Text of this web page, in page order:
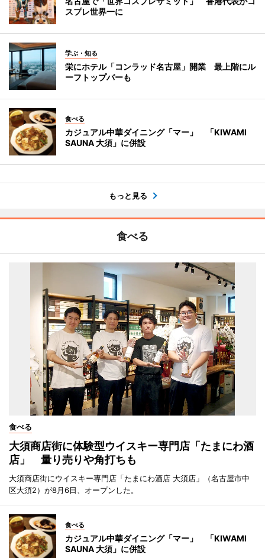
スプレ世界一に
学ぶ・知る
栄にホテル「コンラッド名古屋」開業 最上階にル
ーフトップバーも
食べる
カジュアル中華ダイニング「マー」 「KIWAMI
SAUNA 大須」に併設
もっと見る
食べる
食べる
大須商店街に体験型ウイスキー専門店「たまにわ酒
店」 量り売りや角打ちも
大須商店街にウイスキー専門店「たまにわ酒店 大須店」（名古屋市中
区大須2）が8月6日、オープンした。
食べる
カジュアル中華ダイニング「マー」 「KIWAMI
SAUNA 大須」に併設